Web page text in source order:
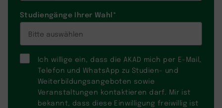
Studiengänge Ihrer Wahl*
Ich willige ein, dass die AKAD mich per E-Mail,
Telefon und WhatsApp zu Studien- und
Weiterbildungsangeboten sowie
Veranstaltungen kontaktieren darf. Mir ist
bekannt, dass diese Einwilligung freiwillig ist